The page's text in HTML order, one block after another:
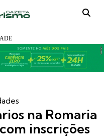
na Romaria
inscrições